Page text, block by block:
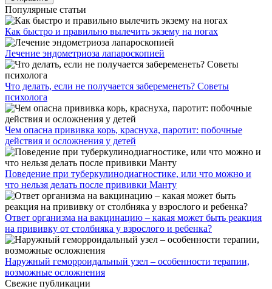
Популярные статьи
Как быстро и правильно вылечить экзему на ногах
Лечение эндометриоза лапароскопией
Что делать, если не получается забеременеть? Советы
психолога
Чем опасна прививка корь, краснуха, паротит: побочные
действия и осложнения у детей
Поведение при туберкулинодиагностике, или что можно и
что нельзя делать после прививки Манту
Ответ организма на вакцинацию – какая может быть реакция
на прививку от столбняка у взрослого и ребенка?
Наружный геморроидальный узел – особенности терапии,
возможные осложнения
Свежие публикации